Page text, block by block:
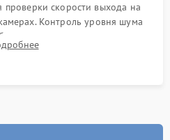
проверки скорости выхода на
Контроль уровня шума
стенок и корректного
автоматической оттайки.